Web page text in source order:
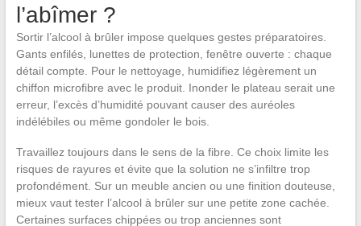
l’abîmer ?
Sortir l’alcool à brûler impose quelques gestes préparatoires.
Gants enfilés, lunettes de protection, fenêtre ouverte : chaque
détail compte. Pour le nettoyage, humidifiez légèrement un
chiffon microfibre avec le produit. Inonder le plateau serait une
erreur, l’excès d’humidité pouvant causer des auréoles
indélébiles ou même gondoler le bois.
Travaillez toujours dans le sens de la fibre. Ce choix limite les
risques de rayures et évite que la solution ne s’infiltre trop
profondément. Sur un meuble ancien ou une finition douteuse,
mieux vaut tester l’alcool à brûler sur une petite zone cachée.
Certaines surfaces chippées ou trop anciennes sont